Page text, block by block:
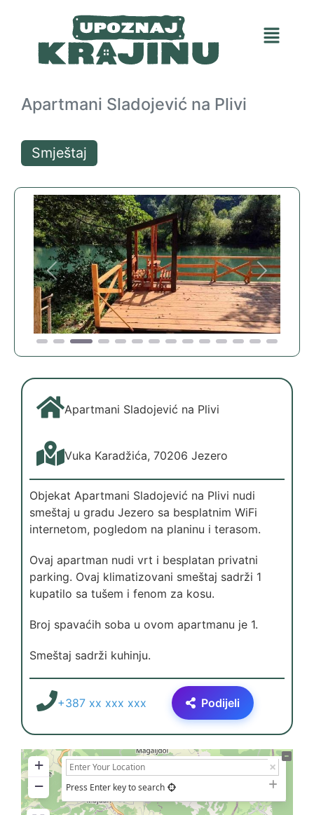
Apartmani Sladojević na Plivi
Smještaj
Previous Next
Apartmani Sladojević na Plivi
Vuka Karadžića, 70206 Jezero
Objekat Apartmani Sladojević na Plivi nudi
smeštaj u gradu Jezero sa besplatnim WiFi
internetom, pogledom na planinu i terasom.
Ovaj apartman nudi vrt i besplatan privatni
parking. Ovaj klimatizovani smeštaj sadrži 1
kupatilo sa tušem i fenom za kosu.
Broj spavaćih soba u ovom apartmanu je 1.
Smeštaj sadrži kuhinju.
+387 xx xxx xxx Podijeli
+
−
Press Enter key to search